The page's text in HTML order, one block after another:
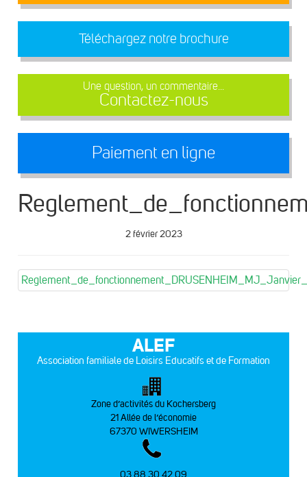
Téléchargez notre brochure
Une question, un commentaire...
Contactez-nous
Paiement en ligne
2 février 2023
ALEF
Association familiale de Loisirs Educatifs et de Formation
Zone d’activités du Kochersberg
21 Allée de l’économie
67370 WIWERSHEIM
03 88 30 42 09